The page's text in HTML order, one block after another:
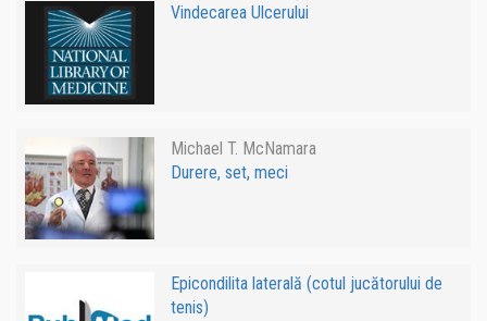
Vindecarea Ulcerului
Michael T. McNamara
Durere, set, meci
Epicondilita laterală (cotul jucătorului de
tenis)